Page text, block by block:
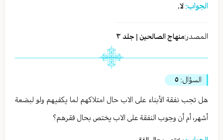
الجواب: لا.
المصدر:منهاج الصالحين | جلد ٣
السؤال: ٥
هل تجب نفقة الأبناء على الاب حال امتلاكهم لما يكفيهم ولو لبضعة
أشهر، أم أن وجوب النفقة على الاب يختص بحال فقرهم؟